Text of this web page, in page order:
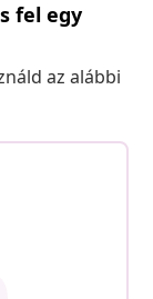
fel egy
az alábbi